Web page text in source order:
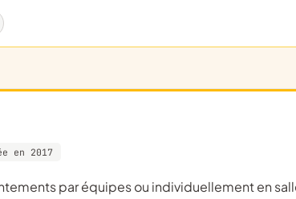
en 2017